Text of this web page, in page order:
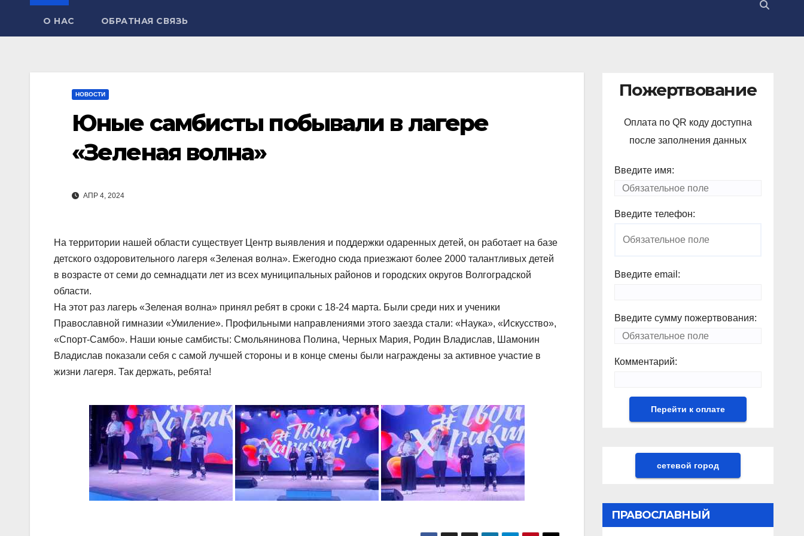
О НАС ОБРАТНАЯ СВЯЗЬ
НОВОСТИ
Юные самбисты побывали в лагере
«Зеленая волна»
АПР 4, 2024
На территории нашей области существует Центр выявления и поддержки одаренных детей, он работает на базе
детского оздоровительного лагеря «Зеленая волна». Ежегодно сюда приезжают более 2000 талантливых детей
в возрасте от семи до семнадцати лет из всех муниципальных районов и городских округов Волгоградской
области.
На этот раз лагерь «Зеленая волна» принял ребят в сроки с 18-24 марта. Были среди них и ученики
Православной гимназии «Умиление». Профильными направлениями этого заезда стали: «Наука», «Искусство»,
«Спорт-Самбо». Наши юные самбисты: Смольянинова Полина, Черных Мария, Родин Владислав, Шамонин
Владислав показали себя с самой лучшей стороны и в конце смены были награждены за активное участие в
жизни лагеря. Так держать, ребята!
Пожертвование
Оплата по QR коду доступна
после заполнения данных
Введите имя:
Введите телефон:
Введите email:
Введите сумму пожертвования:
Комментарий:
сетевой город
ПРАВОСЛАВНЫЙ